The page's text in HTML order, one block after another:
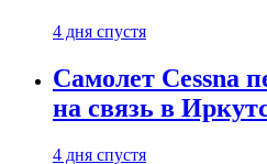
4 дня спустя
Самолет Cessna
на связь в
4 дня спустя